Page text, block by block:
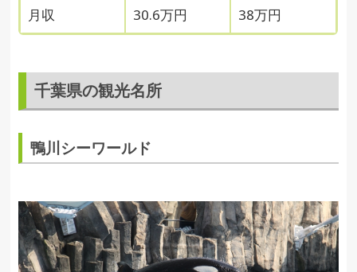
月収
30.6万円 38万円
千葉県の観光名所
鴨川シーワールド